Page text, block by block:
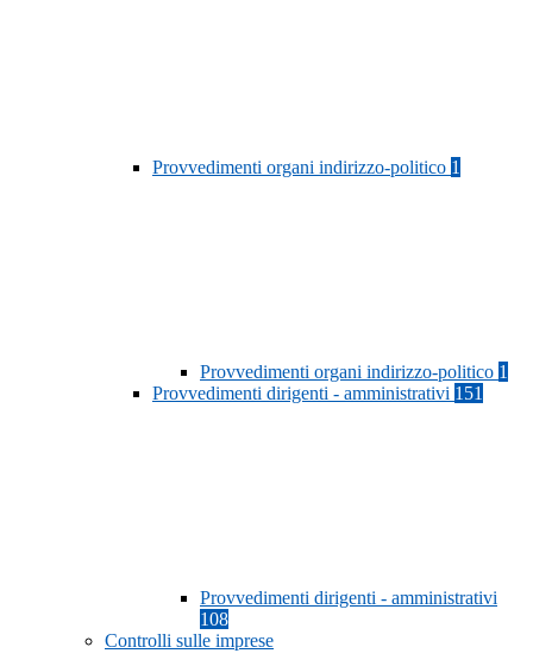
Provvedimenti organi indirizzo-politico 1
Provvedimenti organi indirizzo-politico 1
Provvedimenti dirigenti - amministrativi 151
Provvedimenti dirigenti - amministrativi
108
Controlli sulle imprese